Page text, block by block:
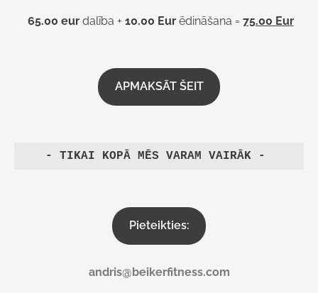
65.00 eurdalība + 10.00 Eurēdināšana = 75.00 Eur
APMAKSĀT ŠEIT
- TIKAI KOPĀ MĒS VARAM VAIRĀK -
Pieteikties:
andris@beikerfitness.com